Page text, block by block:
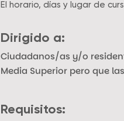
El horario, días y lugar de
Dirigido a:
Ciudadanos/as y/o
Media Superior pero que
Requisitos: